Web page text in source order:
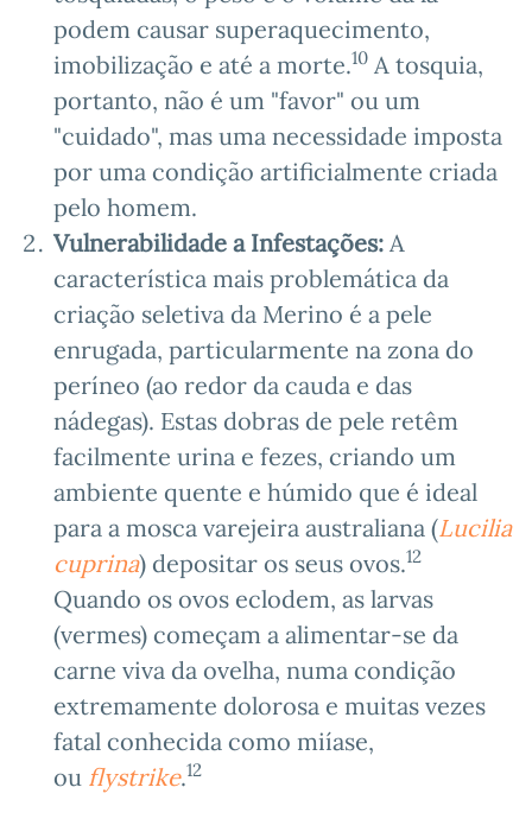
podem causar superaquecimento,
imobilização e até a morte.10 A tosquia,
portanto, não é um "favor" ou um
"cuidado", mas uma necessidade imposta
por uma condição artificialmente criada
pelo homem.
Vulnerabilidade a Infestações: A
característica mais problemática da
criação seletiva da Merino é a pele
enrugada, particularmente na zona do
períneo (ao redor da cauda e das
nádegas). Estas dobras de pele retêm
facilmente urina e fezes, criando um
ambiente quente e húmido que é ideal
para a mosca varejeira australiana (Lucilia
cuprina) depositar os seus ovos.12
Quando os ovos eclodem, as larvas
(vermes) começam a alimentar-se da
carne viva da ovelha, numa condição
extremamente dolorosa e muitas vezes
fatal conhecida como miíase,
ou flystrike.12